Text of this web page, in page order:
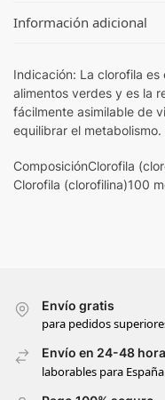
Información adicional
Indicación: La clorofila
alimentos verdes y es la
fácilmente asimilable de
equilibrar el
ComposiciónClorofila
Clorofila (clorofilina)100
Envío gratis
para pedidos
Envío en 24-48
laborables para